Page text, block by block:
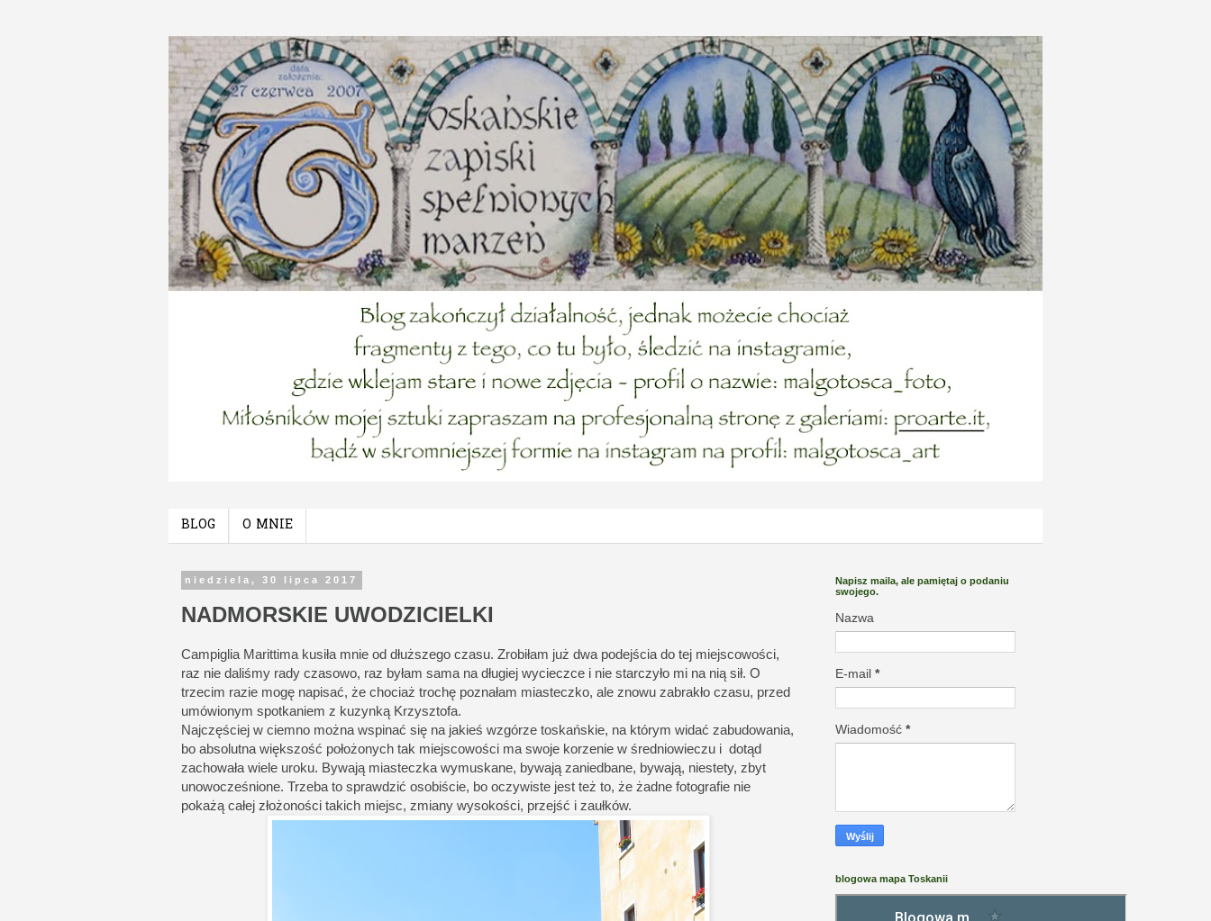
BLOG O MNIE
niedziela, 30 lipca 2017
NADMORSKIE UWODZICIELKI
Campiglia Marittima kusiła mnie od dłuższego czasu. Zrobiłam już dwa podejścia do tej miejscowości,
raz nie daliśmy rady czasowo, raz byłam sama na długiej wycieczce i nie starczyło mi na nią sił. O
trzecim razie mogę napisać, że chociaż trochę poznałam miasteczko, ale znowu zabrakło czasu, przed
umówionym spotkaniem z kuzynką Krzysztofa.
Najczęściej w ciemno można wspinać się na jakieś wzgórze toskańskie, na którym widać zabudowania,
bo absolutna większość położonych tak miejscowości ma swoje korzenie w średniowieczu i dotąd
zachowała wiele uroku. Bywają miasteczka wymuskane, bywają zaniedbane, bywają, niestety, zbyt
unowocześnione. Trzeba to sprawdzić osobiście, bo oczywiste jest też to, że żadne fotografie nie
pokażą całej złożoności takich miejsc, zmiany wysokości, przejść i zaułków.
Napisz maila, ale pamiętaj o podaniu
swojego.
Nazwa
E-mail *
Wiadomość *
blogowa mapa Toskanii